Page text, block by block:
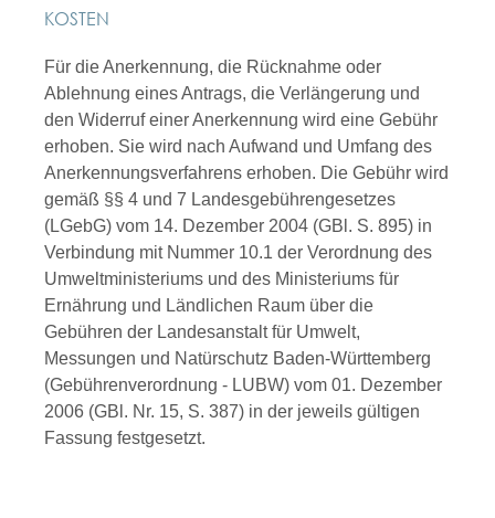
KOSTEN
Für die Anerkennung, die Rücknahme oder
Ablehnung eines Antrags, die Verlängerung und
den Widerruf einer Anerkennung wird eine Gebühr
erhoben. Sie wird nach Aufwand und Umfang des
Anerkennungsverfahrens erhoben. Die Gebühr wird
gemäß §§ 4 und 7 Landesgebührengesetzes
(LGebG) vom 14. Dezember 2004 (GBl. S. 895) in
Verbindung mit Nummer 10.1 der Verordnung des
Umweltministeriums und des Ministeriums für
Ernährung und Ländlichen Raum über die
Gebühren der Landesanstalt für Umwelt,
Messungen und Natürschutz Baden-Württemberg
(Gebührenverordnung - LUBW) vom 01. Dezember
2006 (GBl. Nr. 15, S. 387) in der jeweils gültigen
Fassung festgesetzt.